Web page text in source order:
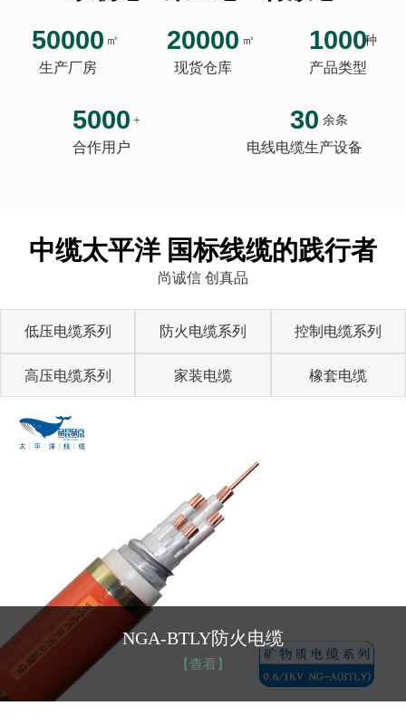
50000 ㎡
生产厂房
20000 ㎡
现货仓库
1000种
产品类型
5000 +
合作用户
30 余条
电线电缆生产设备
中缆太平洋 国标线缆的践行者
尚诚信 创真品
低压电缆系列 防火电缆系列 控制电缆系列
高压电缆系列 家装电缆 橡套电缆
NGA-BTLY防火电缆
【查看】